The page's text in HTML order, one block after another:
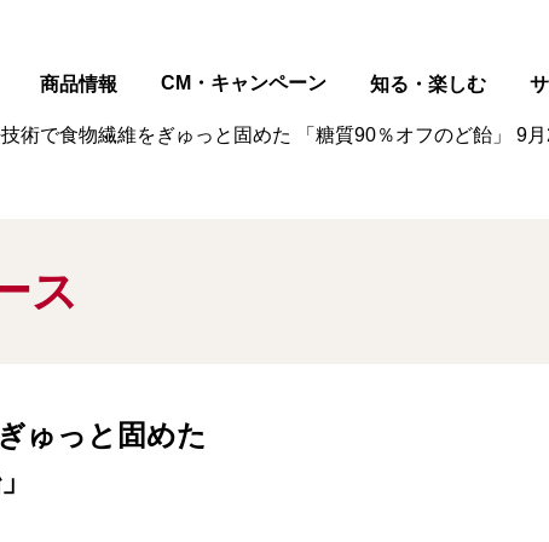
商品情報 CM・キャンペーン 知る・楽しむ
術で食物繊維をぎゅっと固めた 「糖質90％オフのど飴」 9
ス
ゅっと固めた